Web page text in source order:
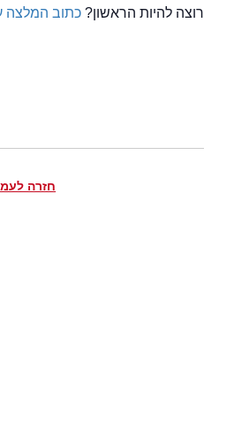
רוצה להיות הראשון?כתוב המלצה
חזרה